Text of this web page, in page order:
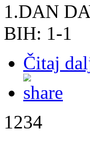
1.DAN
BIH: 1-1
Čitaj
1234